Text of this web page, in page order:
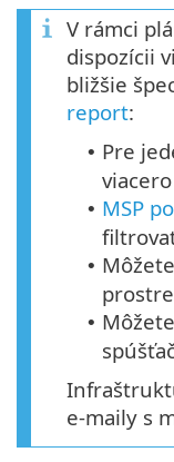
V rámci
dispozícii
bližšie
report:
• Pre
• MSP
•
•
e‑maily s